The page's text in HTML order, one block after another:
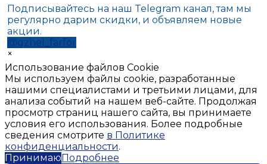
Подписывайтесь на наш Telegram канал, там мы
регулярно дарим скидки, и объявляем новые
акции.
@gzhel_farfor
×
Использование файлов Cookie
Мы используем файлы cookie, разработанные
нашими специалистами и третьими лицами, для
анализа событий на нашем веб-сайте. Продолжая
просмотр страниц нашего сайта, вы принимаете
условия его использования. Более подробные
сведения смотрите в Политике
конфиденциальности.
ПринимаюПодробнее